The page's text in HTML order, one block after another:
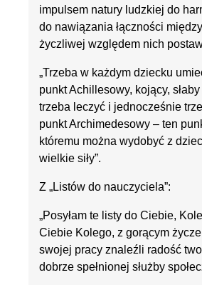
impulsem natury ludzkiej do
do nawiązania łączności
życzliwej względem nich
„Trzeba w każdym dziecku
punkt Achillesowy, kojący,
trzeba leczyć i jednocześnie
punkt Archimedesowy – ten
któremu można wydobyć z
wielkie siły”.
Z „Listów do nauczyciela”:
„Posyłam te listy do Ciebie,
Ciebie Kolego, z gorącym
swojej pracy znaleźli radość
dobrze spełnionej służby